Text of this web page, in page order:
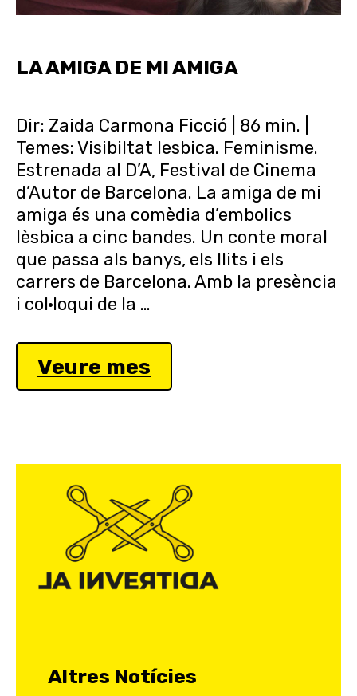
O
LA AMIGA DE MI AMIGA
Dir: Zaida Carmona Ficció | 86 min. |
Temes: Visibiltat lesbica. Feminisme.
Estrenada al D’A, Festival de Cinema
d’Autor de Barcelona. La amiga de mi
amiga és una comèdia d’embolics
lèsbica a cinc bandes. Un conte moral
que passa als banys, els llits i els
carrers de Barcelona. Amb la presència
i col·loqui de la …
Veure mes
A
G
A
E
A
Altres Notícies